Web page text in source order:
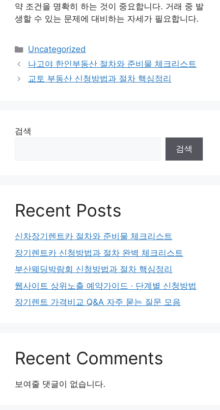
약 조건을 명확히 하는 것이 중요합니다. 거래 중 발
생할 수 있는 문제에 대비하는 자세가 필요합니다.
Categories
Uncategorized
나고야 한인부동산 절차와 준비물 체크리스트
교토 부동산 신청방법과 절차 핵심정리
검색
검색
Recent Posts
신차장기렌트카 절차와 준비물 체크리스트
장기렌트카 신청방법과 절차 완벽 체크리스트
부산웨딩박람회 신청방법과 절차 핵심정리
웹사이트 상위노출 예약가이드 · 단계별 신청방법
장기렌트 가격비교 Q&A 자주 묻는 질문 모음
Recent Comments
보여줄 댓글이 없습니다.